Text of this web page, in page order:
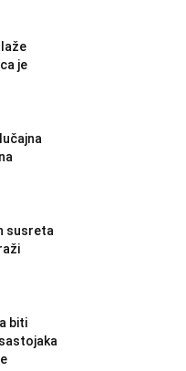
je
susreta
biti